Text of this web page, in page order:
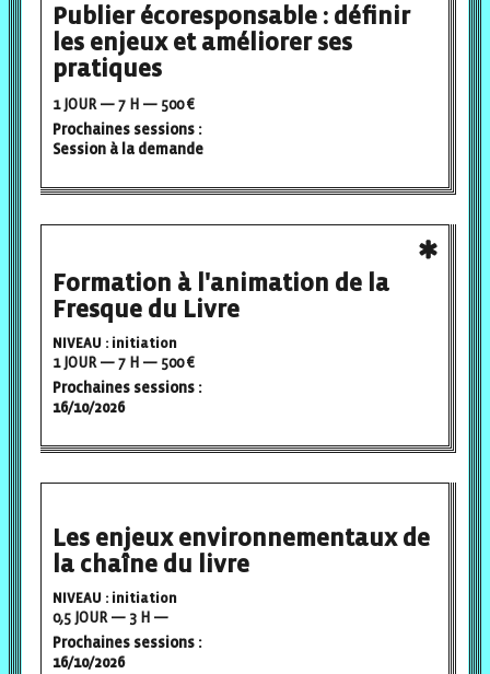
Publier écoresponsable : définir
les enjeux et améliorer ses
pratiques
1 JOUR — 7 H — 500 €
Prochaines sessions :
Session à la demande
Formation à l'animation de la
Fresque du Livre
NIVEAU : initiation
1 JOUR — 7 H — 500 €
Prochaines sessions :
16/10/2026
Les enjeux environnementaux de
la chaîne du livre
NIVEAU : initiation
0,5 JOUR — 3 H —
Prochaines sessions :
16/10/2026